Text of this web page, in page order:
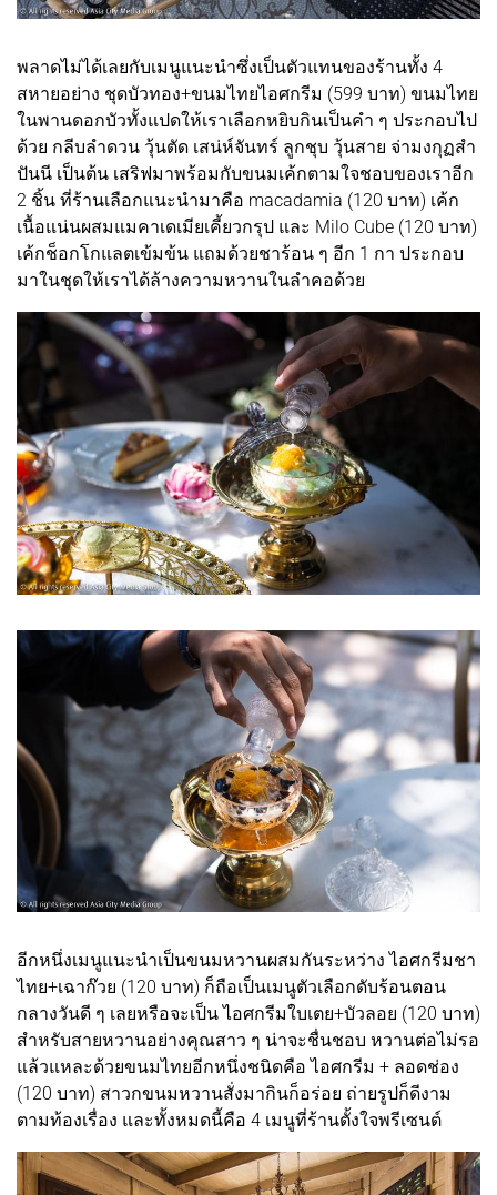
พลาดไม่ได้เลยกับเมนูแนะนำซึ่งเป็นตัวแทนของร้านทั้ง 4
สหายอย่าง ชุดบัวทอง+ขนมไทยไอศกรีม (599 บาท) ขนมไทย
ในพานดอกบัวทั้งแปดให้เราเลือกหยิบกินเป็นคำ ๆ ประกอบไป
ด้วย กลีบลำดวน วุ้นตัด เสน่ห์จันทร์ ลูกชุบ วุ้นสาย จ่ามงกุฏสำ
ปันนี เป็นต้น เสริฟมาพร้อมกับขนมเค้กตามใจชอบของเราอีก
2 ชิ้น ที่ร้านเลือกแนะนำมาคือ macadamia (120 บาท) เค้ก
เนื้อแน่นผสมแมคาเดเมียเคี้ยวกรุป และ Milo Cube (120 บาท)
เค้กช็อกโกแลตเข้มข้น แถมด้วยชาร้อน ๆ อีก 1 กา ประกอบ
มาในชุดให้เราได้ล้างความหวานในลำคอด้วย
อีกหนึ่งเมนูแนะนำเป็นขนมหวานผสมกันระหว่าง ไอศกรีมชา
ไทย+เฉาก๊วย (120 บาท) ก็ถือเป็นเมนูตัวเลือกดับร้อนตอน
กลางวันดี ๆ เลยหรือจะเป็น ไอศกรีมใบเตย+บัวลอย (120 บาท)
สำหรับสายหวานอย่างคุณสาว ๆ น่าจะชื่นชอบ หวานต่อไม่รอ
แล้วแหละด้วยขนมไทยอีกหนึ่งชนิดคือ ไอศกรีม + ลอดช่อง
(120 บาท) สาวกขนมหวานสั่งมากินก็อร่อย ถ่ายรูปก็ดีงาม
ตามท้องเรื่อง และทั้งหมดนี้คือ 4 เมนูที่ร้านตั้งใจพรีเซนต์